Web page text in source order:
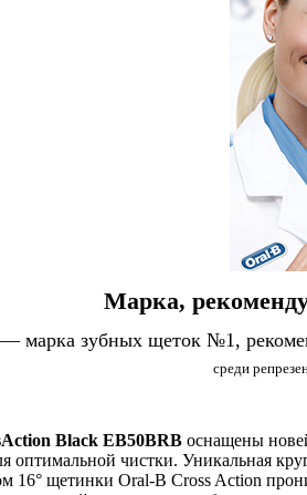
Марка,
марка зубных щеток №1,
среди
Black EB50BRB оснащены
оптимальной чистки. Уникальная
щетинки Oral-B Cross Action